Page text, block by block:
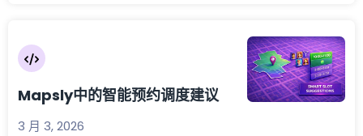
Mapsly中的智能预约调度建议
3 月 3, 2026